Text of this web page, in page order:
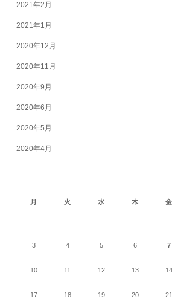
2021年2月
2021年1月
2020年12月
2020年11月
2020年9月
2020年6月
2020年5月
2020年4月
月
火 水 木 金
3 4 5 6 7
10 11 12 13 14
17 18 19 20 21